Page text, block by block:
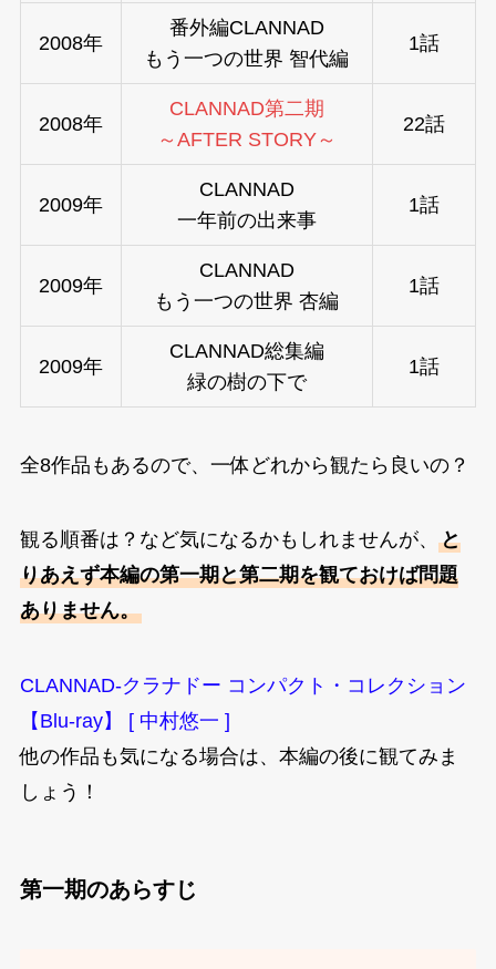
2008年
番外編CLANNAD
もう一つの世界 智代編
1話
2008年
CLANNAD第二期
～AFTER STORY～
22話
2009年
CLANNAD
一年前の出来事
1話
2009年
CLANNAD
もう一つの世界 杏編
1話
2009年
CLANNAD総集編
緑の樹の下で
1話
全8作品もあるので、一体どれから観たら良いの？
観る順番は？など気になるかもしれませんが、 と
りあえず本編の第一期と第二期を観ておけば問題
ありません。
CLANNAD-クラナドー コンパクト・コレクション
【Blu-ray】 [ 中村悠一 ]
他の作品も気になる場合は、本編の後に観てみま
しょう！
第一期のあらすじ